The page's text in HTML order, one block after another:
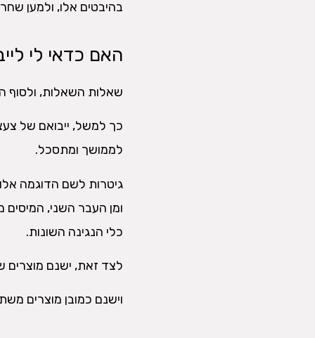
בהיבטים אלו, ולמען
האם כדאי לי
שאלות השאלות, ולסוף
כך למשל, ייבואם של
לממושך ומתסכל.
גיטרות לשם הדוגמה
ומן העבר השני,
כלי הנגינה השונות.
לצד זאת, ישנם מוצרים
וישנם כמובן מוצרים